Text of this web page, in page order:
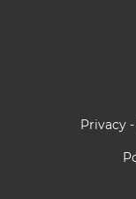
Privacy -